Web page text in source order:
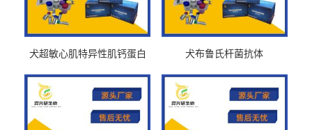
犬超敏心肌特异性肌钙蛋白
犬布鲁氏杆菌抗体